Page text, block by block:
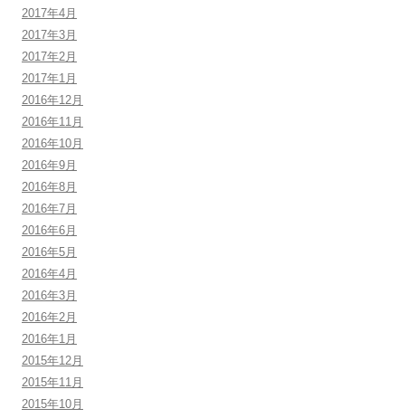
2017年4月
2017年3月
2017年2月
2017年1月
2016年12月
2016年11月
2016年10月
2016年9月
2016年8月
2016年7月
2016年6月
2016年5月
2016年4月
2016年3月
2016年2月
2016年1月
2015年12月
2015年11月
2015年10月